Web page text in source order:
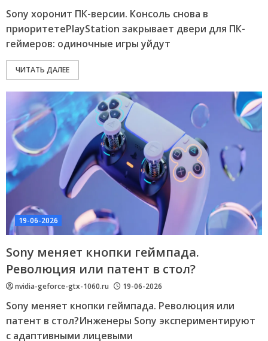
Sony хоронит ПК-версии. Консоль снова в
приоритетеPlayStation закрывает двери для ПК-
геймеров: одиночные игры уйдут
ЧИТАТЬ ДАЛЕЕ
19-06-2026
Sony меняет кнопки геймпада.
Революция или патент в стол?
nvidia-geforce-gtx-1060.ru 19-06-2026
Sony меняет кнопки геймпада. Революция или
патент в стол?Инженеры Sony экспериментируют
с адаптивными лицевыми